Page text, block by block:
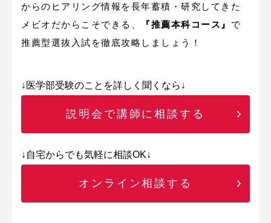
からのヒアリング情報を長年蓄積・研究してきた
メビオだからこそできる、
『推薦本科コース』 で
推薦型選抜入試を徹底攻略しましょう！
↓医学部受験のことを詳しく聞くなら↓
説明会で講師に相談する
↓自宅からでも気軽に相談OK↓
オンライン相談する